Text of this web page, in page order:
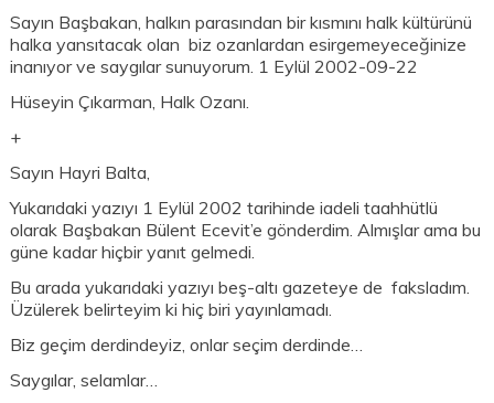
Sayın Başbakan, halkın parasından bir kısmını halk kültürünü
halka yansıtacak olan biz ozanlardan esirgemeyeceğinize
inanıyor ve saygılar sunuyorum. 1 Eylül 2002-09-22
Hüseyin Çıkarman, Halk Ozanı.
+
Sayın Hayri Balta,
Yukarıdaki yazıyı 1 Eylül 2002 tarihinde iadeli taahhütlü
olarak Başbakan Bülent Ecevit’e gönderdim. Almışlar ama bu
güne kadar hiçbir yanıt gelmedi.
Bu arada yukarıdaki yazıyı beş-altı gazeteye de faksladım.
Üzülerek belirteyim ki hiç biri yayınlamadı.
Biz geçim derdindeyiz, onlar seçim derdinde…
Saygılar, selamlar…